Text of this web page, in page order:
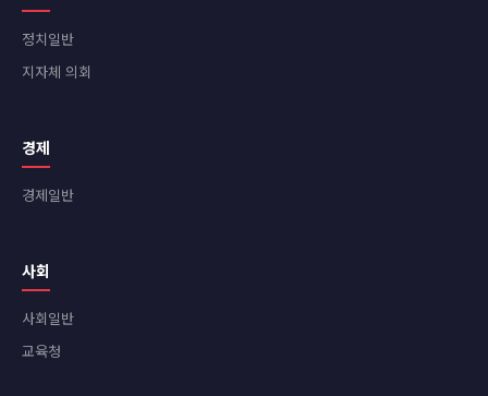
정치일반
지자체 의회
경제
경제일반
사회
사회일반
교육청